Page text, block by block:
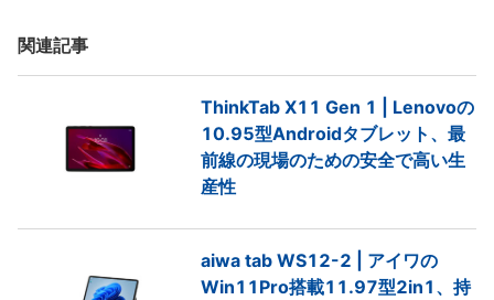
関連記事
ThinkTab X11 Gen 1 | Lenovoの
10.95型Androidタブレット、最
前線の現場のための安全で高い生
産性
aiwa tab WS12-2 | アイワの
Win11Pro搭載11.97型2in1、持